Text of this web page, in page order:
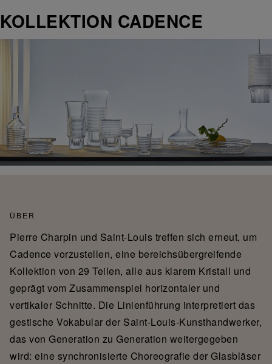
KOLLEKTION CADENCE
ÜBER
Pierre Charpin und Saint-Louis treffen sich erneut, um
Cadence vorzustellen, eine bereichsübergreifende
Kollektion von 29 Teilen, alle aus klarem Kristall und
geprägt vom Zusammenspiel horizontaler und
vertikaler Schnitte. Die Linienführung interpretiert das
gestische Vokabular der Saint-Louis-Kunsthandwerker,
das von Generation zu Generation weitergegeben
wird: eine synchronisierte Choreografie der Glasbläser